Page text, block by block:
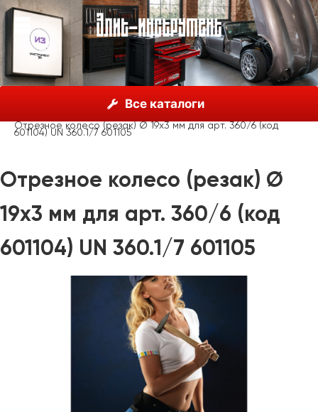
Все каталоги
Unior, Словения
Сантехнический инструмент
Труборезы
Отрезное колесо (резак) Ø 19х3 мм для арт. 360/6 (код
601104) UN 360.1/7 601105
Отрезное колесо (резак) Ø
19х3 мм для арт. 360/6 (код
601104) UN 360.1/7 601105